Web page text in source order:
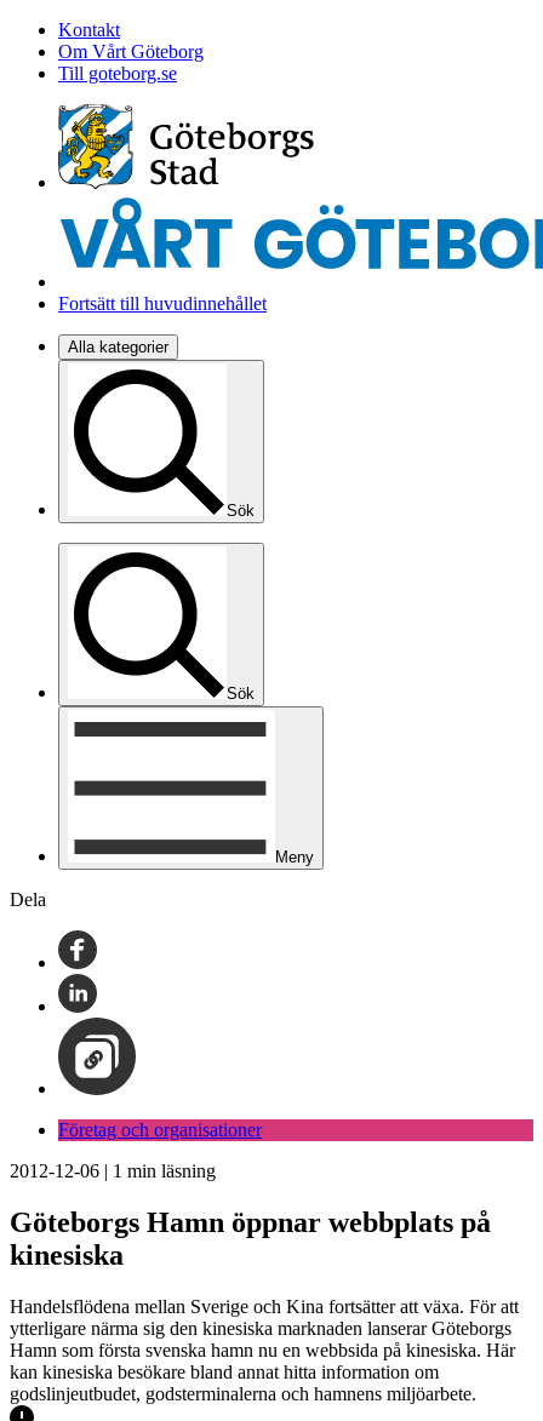
Kontakt
Om Vårt Göteborg
Till goteborg.se
Fortsätt till huvudinnehållet
Alla kategorier
Sök
Sök
Meny
Dela
Företag och organisationer
2012-12-06 | 1 min läsning
Göteborgs Hamn öppnar webbplats på
kinesiska
Handelsflödena mellan Sverige och Kina fortsätter att växa. För att
ytterligare närma sig den kinesiska marknaden lanserar Göteborgs
Hamn som första svenska hamn nu en webbsida på kinesiska. Här
kan kinesiska besökare bland annat hitta information om
godslinjeutbudet, godsterminalerna och hamnens miljöarbete.